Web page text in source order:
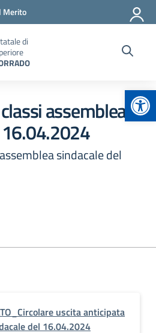
Merito
di
assemblea
sindacale del
uscita anticipata
del 16.04.2024